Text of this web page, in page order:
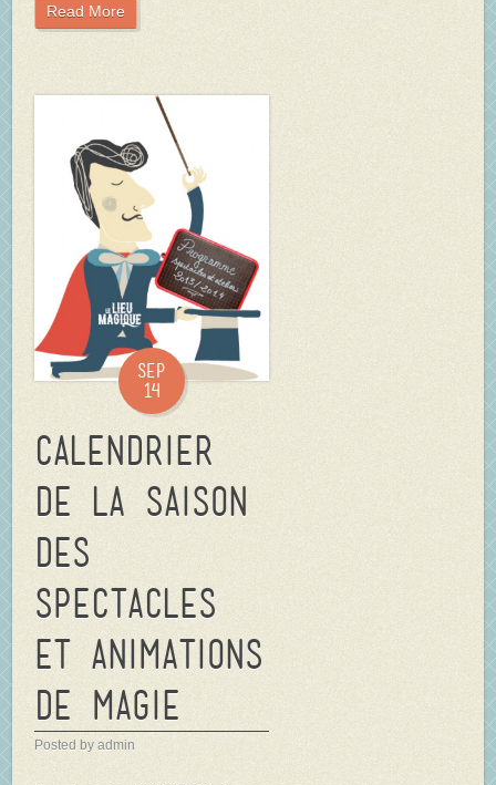
Read More
Sep
14
Calendrier
de la saison
des
spectacles
et animations
de magie
Posted by admin